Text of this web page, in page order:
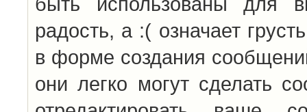
радость, а :( означает
в форме создания
они легко могут сделать